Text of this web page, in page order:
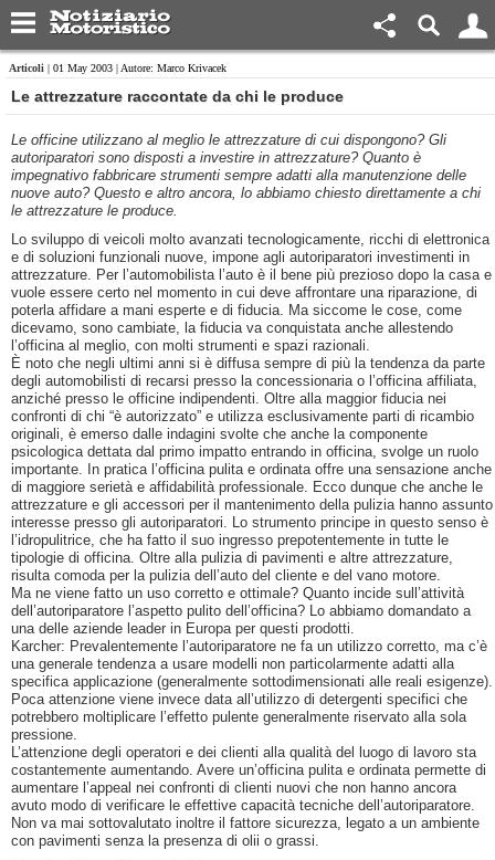
Articoli | 01 May 2003 | Autore: Marco Krivacek
Le attrezzature raccontate da chi le produce
Le officine utilizzano al meglio le attrezzature di cui dispongono? Gli
autoriparatori sono disposti a investire in attrezzature? Quanto è
impegnativo fabbricare strumenti sempre adatti alla manutenzione delle
nuove auto? Questo e altro ancora, lo abbiamo chiesto direttamente a chi
le attrezzature le produce.
Lo sviluppo di veicoli molto avanzati tecnologicamente, ricchi di elettronica
e di soluzioni funzionali nuove, impone agli autoriparatori investimenti in
attrezzature. Per l’automobilista l’auto è il bene più prezioso dopo la casa e
vuole essere certo nel momento in cui deve affrontare una riparazione, di
poterla affidare a mani esperte e di fiducia. Ma siccome le cose, come
dicevamo, sono cambiate, la fiducia va conquistata anche allestendo
l’officina al meglio, con molti strumenti e spazi razionali.
È noto che negli ultimi anni si è diffusa sempre di più la tendenza da parte
degli automobilisti di recarsi presso la concessionaria o l’officina affiliata,
anziché presso le officine indipendenti. Oltre alla maggior fiducia nei
confronti di chi “è autorizzato” e utilizza esclusivamente parti di ricambio
originali, è emerso dalle indagini svolte che anche la componente
psicologica dettata dal primo impatto entrando in officina, svolge un ruolo
importante. In pratica l’officina pulita e ordinata offre una sensazione anche
di maggiore serietà e affidabilità professionale. Ecco dunque che anche le
attrezzature e gli accessori per il mantenimento della pulizia hanno assunto
interesse presso gli autoriparatori. Lo strumento principe in questo senso è
l’idropulitrice, che ha fatto il suo ingresso prepotentemente in tutte le
tipologie di officina. Oltre alla pulizia di pavimenti e altre attrezzature,
risulta comoda per la pulizia dell’auto del cliente e del vano motore.
Ma ne viene fatto un uso corretto e ottimale? Quanto incide sull’attività
dell’autoriparatore l’aspetto pulito dell’officina? Lo abbiamo domandato a
una delle aziende leader in Europa per questi prodotti.
Karcher: Prevalentemente l’autoriparatore ne fa un utilizzo corretto, ma c’è
una generale tendenza a usare modelli non particolarmente adatti alla
specifica applicazione (generalmente sottodimensionati alle reali esigenze).
Poca attenzione viene invece data all’utilizzo di detergenti specifici che
potrebbero moltiplicare l’effetto pulente generalmente riservato alla sola
pressione.
L’attenzione degli operatori e dei clienti alla qualità del luogo di lavoro sta
costantemente aumentando. Avere un’officina pulita e ordinata permette di
aumentare l’appeal nei confronti di clienti nuovi che non hanno ancora
avuto modo di verificare le effettive capacità tecniche dell’autoriparatore.
Non va mai sottovalutato inoltre il fattore sicurezza, legato a un ambiente
con pavimenti senza la presenza di olii o grassi.